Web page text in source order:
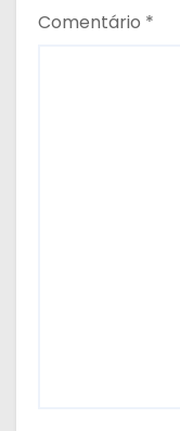
Comentário *